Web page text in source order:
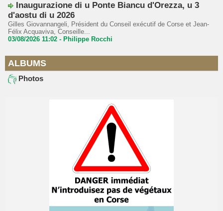
Inaugurazione di u Ponte Biancu d'Orezza, u 3
d'aostu di u 2026
Gilles Giovannangeli, Président du Conseil exécutif de Corse et Jean-
Félix Acquaviva, Conseille...
03/08/2026 11:02 - Philippe Rocchi
ALBUMS
Photos